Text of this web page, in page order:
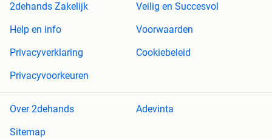
2dehands Zakelijk
Veilig en Succesvol
Help en info
Voorwaarden
Privacyverklaring
Cookiebeleid
Privacyvoorkeuren
Over 2dehands
Adevinta
Sitemap